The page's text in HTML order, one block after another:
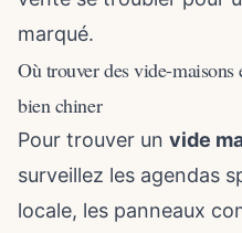
marqué.
Où trouver des vide-
bien chiner
Pour trouver un vide
surveillez les agendas
locale, les panneaux